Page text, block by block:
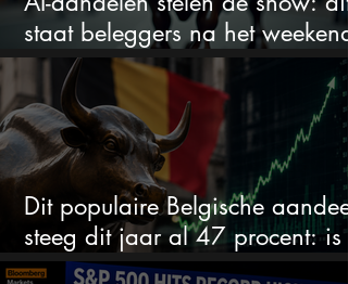
staat beleggers na het weekend
te wachten
Dit populaire Belgische aandeel
steeg dit jaar al 47 procent: is
ruimte voor meer?